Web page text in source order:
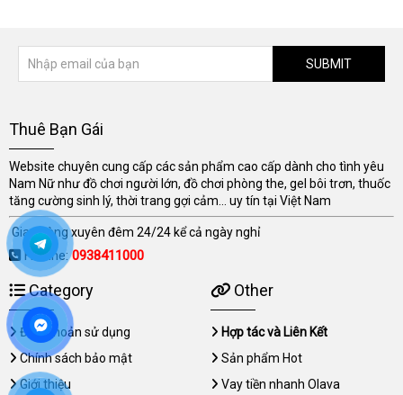
SUBMIT
Thuê Bạn Gái
Website chuyên cung cấp các sản phẩm cao cấp dành cho tình yêu
Nam Nữ như đồ chơi người lớn, đồ chơi phòng the, gel bôi trơn, thuốc
tăng cường sinh lý, thời trang gợi cảm... uy tín tại Việt Nam
Giao hàng xuyên đêm 24/24 kể cả ngày nghỉ
Hotline:0938411000
Category
Điều khoản sử dụng
Chính sách bảo mật
Giới thiệu
Other
Hợp tác và Liên Kết
Sản phẩm Hot
Vay tiền nhanh Olava